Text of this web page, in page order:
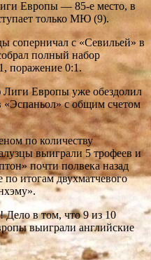
Европы — 85-е место, в
только МЮ (9).
с «Севильей» в
полный набор
поражение 0:1.
Европы уже обездолил
«Эспаньол» с общим счетом
по количеству
выиграли 5 трофеев и
почти полвека назад
итогам двухматчевого
в том, что 9 из 10
выиграли английские